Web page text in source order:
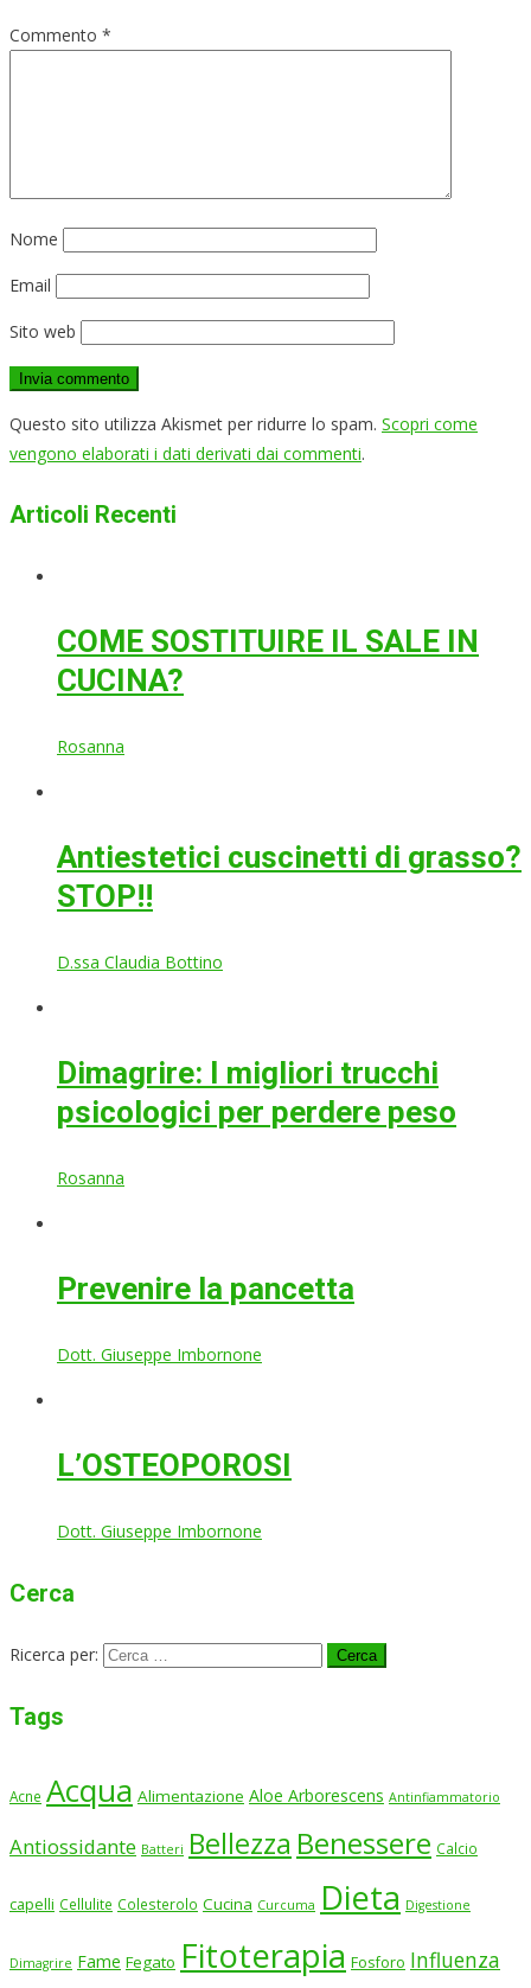
Commento *
Nome
Email
Sito web
Questo sito utilizza Akismet per ridurre lo spam. Scopri come
vengono elaborati i dati derivati dai commenti.
Articoli Recenti
COME SOSTITUIRE IL SALE IN
CUCINA?
Rosanna
Antiestetici cuscinetti di grasso?
STOP!!
D.ssa Claudia Bottino
Dimagrire: I migliori trucchi
psicologici per perdere peso
Rosanna
Prevenire la pancetta
Dott. Giuseppe Imbornone
L’OSTEOPOROSI
Dott. Giuseppe Imbornone
Cerca
Ricerca per:
Tags
Acne Acqua Alimentazione Aloe Arborescens Antinfiammatorio
Antiossidante Batteri Bellezza Benessere Calcio
capelli Cellulite Colesterolo Cucina Curcuma Dieta Digestione
Dimagrire Fame Fegato Fitoterapia Fosforo Influenza